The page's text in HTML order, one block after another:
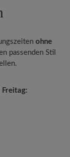
ohne
passenden Stil